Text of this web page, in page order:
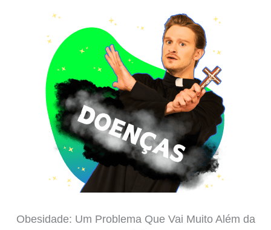
Obesidade: Um Problema Que Vai Muito Além da